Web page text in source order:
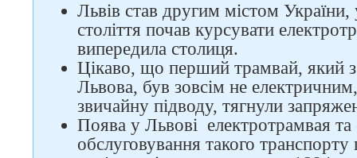
Львів став другим містом
століття почав курсувати
випередила столиця.
Цікаво, що перший трамвай, який
Львова, був зовсім не
звичайну підводу, тягнули
Поява у Львові електротрамвая та
обслуговування такого